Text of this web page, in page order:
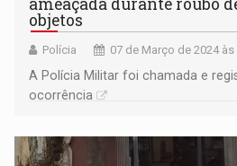
ameaçada durante roubo
objetos
Polícia 07 de Março de 2024 às
A Polícia Militar foi chamada e
ocorrência